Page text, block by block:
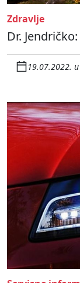
Zdravlje
Dr.
19.07.2022.